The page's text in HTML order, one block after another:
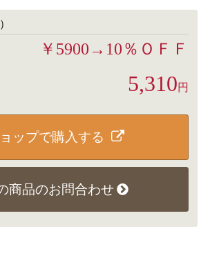
￥5900→10％ＯＦＦ
5,310円
ップで購入する
商品のお問合わせ